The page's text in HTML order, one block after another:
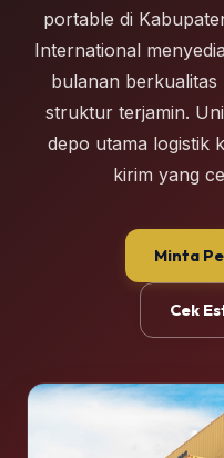
portable di
International
bulanan berkualitas
struktur terjamin.
depo utama logistik
kirim yang
Minta
Cek